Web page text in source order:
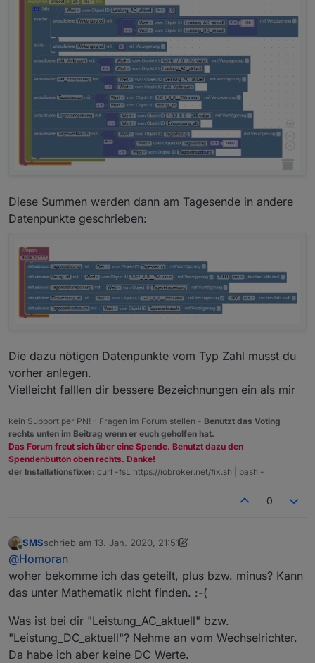
Diese Summen werden dann am Tagesende in andere
Datenpunkte geschrieben:
Die dazu nötigen Datenpunkte vom Typ Zahl musst du
vorher anlegen.
Vielleicht falllen dir bessere Bezeichnungen ein als mir
kein Support per PN! - Fragen im Forum stellen - Benutzt das Voting
rechts unten im Beitrag wenn er euch geholfen hat.
Das Forum freut sich über eine Spende. Benutzt dazu den
Spendenbutton oben rechts. Danke!
der Installationsfixer: curl -fsL https://iobroker.net/fix.sh | bash -
0
Offline
SMSschrieb am 13. Jan. 2020, 21:51
zuletzt editiert von SMS
@Homoran
woher bekomme ich das geteilt, plus bzw. minus? Kann
das unter Mathematik nicht finden. :-(
Was ist bei dir "Leistung_AC_aktuell" bzw.
"Leistung_DC_aktuell"? Nehme an vom Wechselrichter.
Da habe ich aber keine DC Werte.